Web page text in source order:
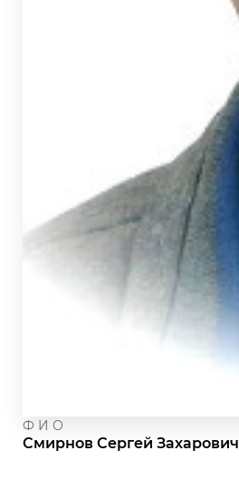
Ф И О
Смирнов Сергей Захарович